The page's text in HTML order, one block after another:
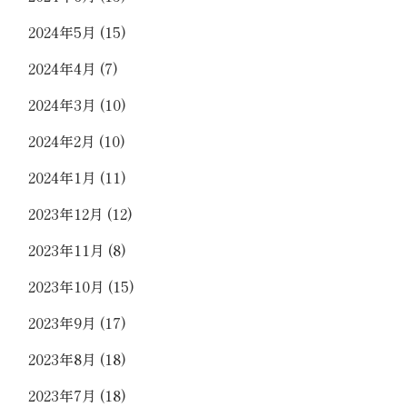
2024年5月 (15)
2024年4月 (7)
2024年3月 (10)
2024年2月 (10)
2024年1月 (11)
2023年12月 (12)
2023年11月 (8)
2023年10月 (15)
2023年9月 (17)
2023年8月 (18)
2023年7月 (18)